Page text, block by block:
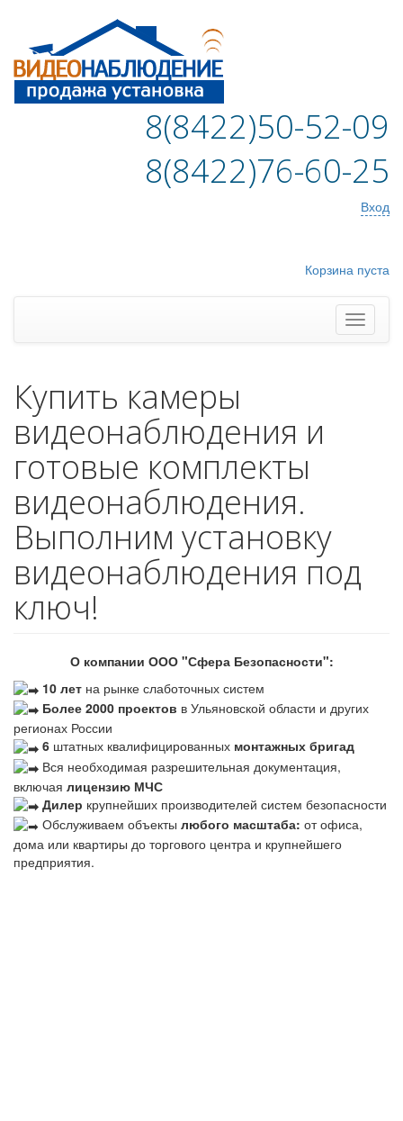
8(8422)50-52-09
8(8422)76-60-25
Вход
Корзина пуста
Купить камеры
видеонаблюдения и
готовые комплекты
видеонаблюдения.
Выполним установку
видеонаблюдения под
ключ!
О компании ООО "Сфера Безопасности":
10 лет на рынке слаботочных систем
Более 2000 проектов в Ульяновской области и других
регионах России
6 штатных квалифицированных монтажных бригад
Вся необходимая разрешительная документация,
включая лицензию МЧС
Дилер крупнейших производителей систем безопасности
Обслуживаем объекты любого масштаба: от офиса,
дома или квартиры до торгового центра и крупнейшего
предприятия.